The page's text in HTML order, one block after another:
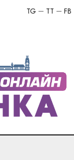
FB
TT
TG